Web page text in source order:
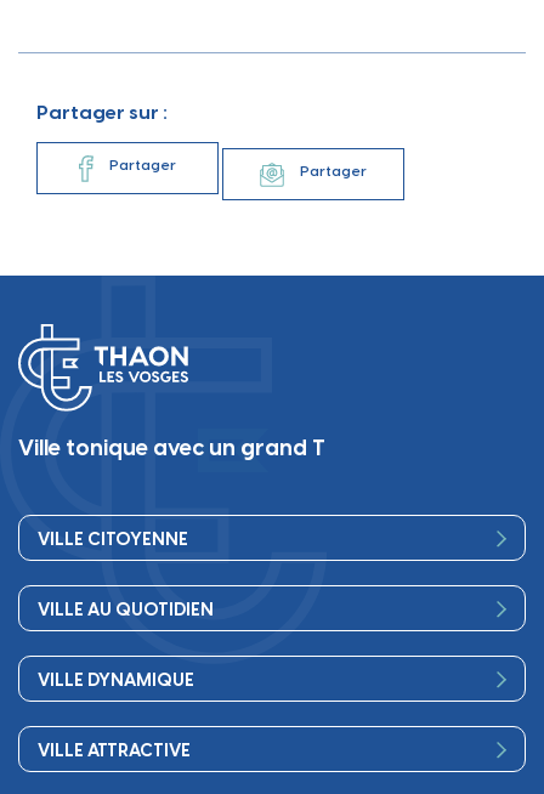
Partager sur :
Partager Partager
Ville tonique avec un grand T
VILLE CITOYENNE
Conseil Municipal
Finances
Démocratie participative
Publications
VILLE AU QUOTIDIEN
Petite enfance
Périscolaire
VILLE DYNAMIQUE
Culture
VILLE ATTRACTIVE